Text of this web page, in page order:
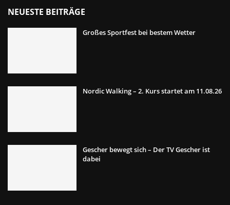
NEUESTE BEITRÄGE
Großes Sportfest bei bestem Wetter
Nordic Walking – 2. Kurs startet am 11.08.26
Gescher bewegt sich – Der TV Gescher ist
dabei